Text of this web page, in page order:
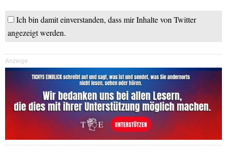
Ich bin damit einverstanden, dass mir Inhalte von Twitter
angezeigt werden.
Anzeige